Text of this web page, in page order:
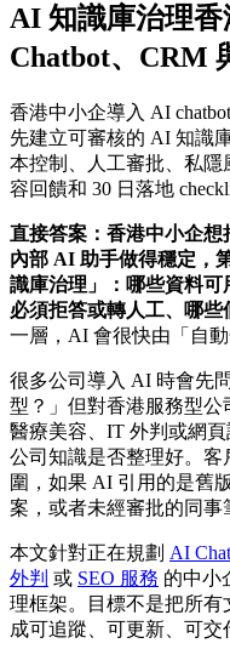
AI 知識庫治理香
Chatbot、CRM
香港中小企導入 AI
先建立可審核的 AI 知識
本控制、人工審批、私隱
容回饋和 30 日落地
直接答案：香港中小企
內部 AI 助手做得穩定，
識庫治理」：哪些資料
必須拒答或轉人工、哪些
一層，AI 會很快由「自
很多公司導入 AI 時會先
型？」但對香港服務型公
醫療美容、IT 外判或網
公司知識是否整理好。
圍，如果 AI 引用的是舊
案，或者未經審批的同事
本文針對正在規劃 AI
外判 或 SEO 服務 的中小
理框架。目標不是把所
成可追蹤、可更新、可交